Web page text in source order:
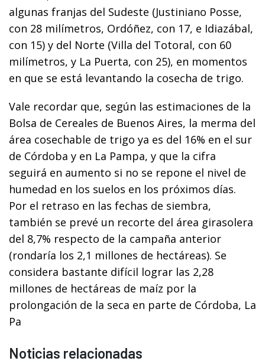
algunas franjas del Sudeste (Justiniano Posse,
con 28 milímetros, Ordóñez, con 17, e Idiazábal,
con 15) y del Norte (Villa del Totoral, con 60
milímetros, y La Puerta, con 25), en momentos
en que se está levantando la cosecha de trigo.
Vale recordar que, según las estimaciones de la
Bolsa de Cereales de Buenos Aires, la merma del
área cosechable de trigo ya es del 16% en el sur
de Córdoba y en La Pampa, y que la cifra
seguirá en aumento si no se repone el nivel de
humedad en los suelos en los próximos días.
Por el retraso en las fechas de siembra,
también se prevé un recorte del área girasolera
del 8,7% respecto de la campaña anterior
(rondaría los 2,1 millones de hectáreas). Se
considera bastante difícil lograr las 2,28
millones de hectáreas de maíz por la
prolongación de la seca en parte de Córdoba, La
Pa
Noticias relacionadas